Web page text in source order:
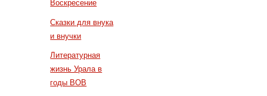
Воскресение
Сказки для внука
и внучки
Литературная
жизнь Урала в
годы ВОВ